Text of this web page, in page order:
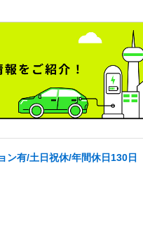
ン有/土日祝休/年間休日130日